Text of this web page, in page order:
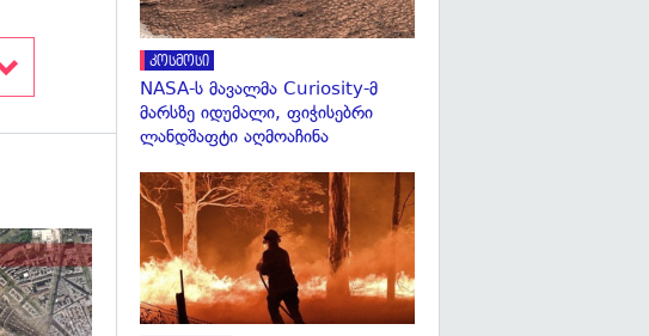
გადახედვა
კოსმოსი
NASA-ს მავალმა Curiosity-მ
მარსზე იდუმალი, ფიჭისებრი
ლანდშაფტი აღმოაჩინა